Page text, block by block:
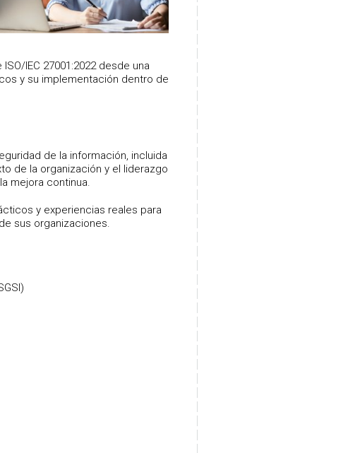
IEC 27001:2022 desde una
y su implementación dentro de
de la información, incluida
de la organización y el liderazgo
mejora continua.
y experiencias reales para
sus organizaciones.